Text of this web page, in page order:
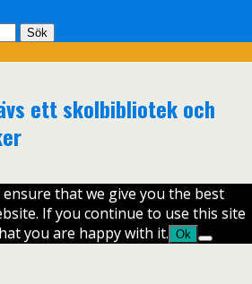
ett skolbibliotek och
that we give you the best
If you continue to use this site
you are happy with it. Ok